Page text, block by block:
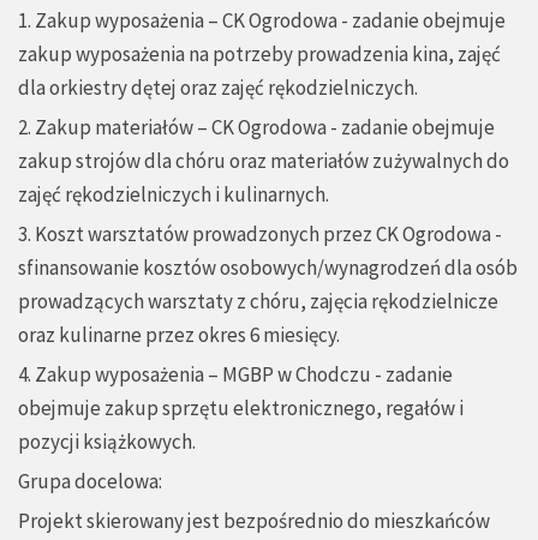
1. Zakup wyposażenia – CK Ogrodowa - zadanie obejmuje
zakup wyposażenia na potrzeby prowadzenia kina, zajęć
dla orkiestry dętej oraz zajęć rękodzielniczych.
2. Zakup materiałów – CK Ogrodowa - zadanie obejmuje
zakup strojów dla chóru oraz materiałów zużywalnych do
zajęć rękodzielniczych i kulinarnych.
3. Koszt warsztatów prowadzonych przez CK Ogrodowa -
sfinansowanie kosztów osobowych/wynagrodzeń dla osób
prowadzących warsztaty z chóru, zajęcia rękodzielnicze
oraz kulinarne przez okres 6 miesięcy.
4. Zakup wyposażenia – MGBP w Chodczu - zadanie
obejmuje zakup sprzętu elektronicznego, regałów i
pozycji książkowych.
Grupa docelowa:
Projekt skierowany jest bezpośrednio do mieszkańców